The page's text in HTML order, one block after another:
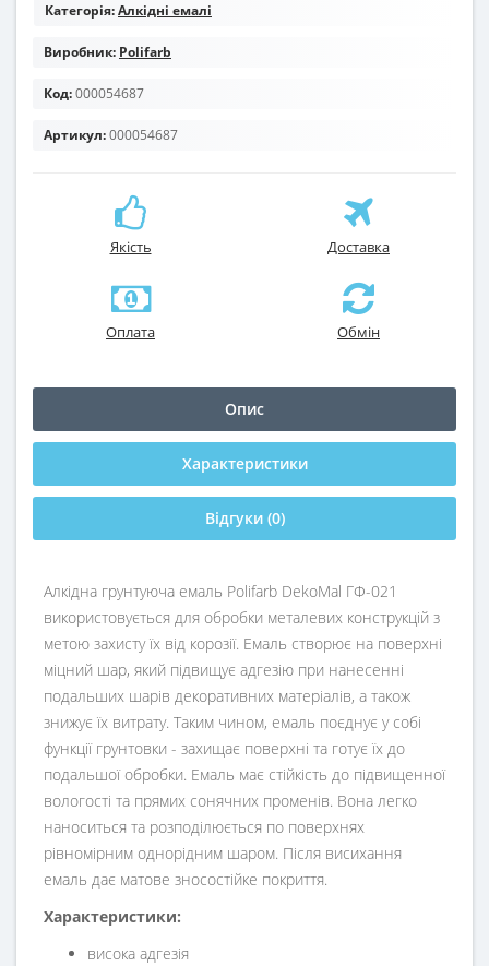
Категорія:Алкідні емалі
Виробник: Polifarb
Код:000054687
Артикул:000054687
Якість Доставка
Оплата Обмін
Опис
Характеристики
Відгуки (0)
Алкідна грунтуюча емаль Polifarb DekoMal ГФ-021
використовується для обробки металевих конструкцій з
метою захисту їх від корозії. Емаль створює на поверхні
міцний шар, який підвищує адгезію при нанесенні
подальших шарів декоративних матеріалів, а також
знижує їх витрату. Таким чином, емаль поєднує у собі
функції грунтовки - захищає поверхні та готує їх до
подальшої обробки. Емаль має стійкість до підвищенної
вологості та прямих сонячних променів. Вона легко
наноситься та розподілюється по поверхнях
рівномірним однорідним шаром. Після висихання
емаль дає матове зносостійке покриття.
Характеристики:
висока адгезія